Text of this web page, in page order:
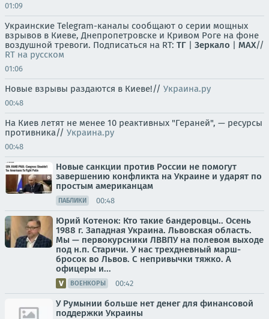
01:09
Украинские Telegram-каналы сообщают о серии мощных
взрывов в Киеве, Днепропетровске и Кривом Роге на фоне
воздушной тревоги. Подписаться на RT: ТГ | Зеркало | MAX//
RT на русском
01:06
Новые взрывы раздаются в Киеве!// Украина.ру
00:48
На Киев летят не менее 10 реактивных "Гераней", — ресурсы
противника// Украина.ру
00:48
Новые санкции против России не помогут
завершению конфликта на Украине и ударят по
простым американцам
ПАБЛИКИ 00:48
Юрий Котенок: Кто такие бандеровцы.. Осень
1988 г. Западная Украина. Львовская область.
Мы — первокурсники ЛВВПУ на полевом выходе
под н.п. Старичи. У нас трехдневный марш-
бросок во Львов. С непривычки тяжко. А
офицеры и...
ВОЕНКОРЫ 00:42
У Румынии больше нет денег для финансовой
поддержки Украины